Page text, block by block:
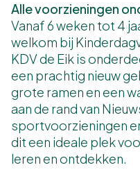
Alle voorzieningen
Vanaf 6 weken tot 4
welkom bij
KDV de Eik is
een prachtig nieuw
grote ramen en een
aan de rand van
sportvoorzieningen
dit een ideale plek
leren en ontdekken.